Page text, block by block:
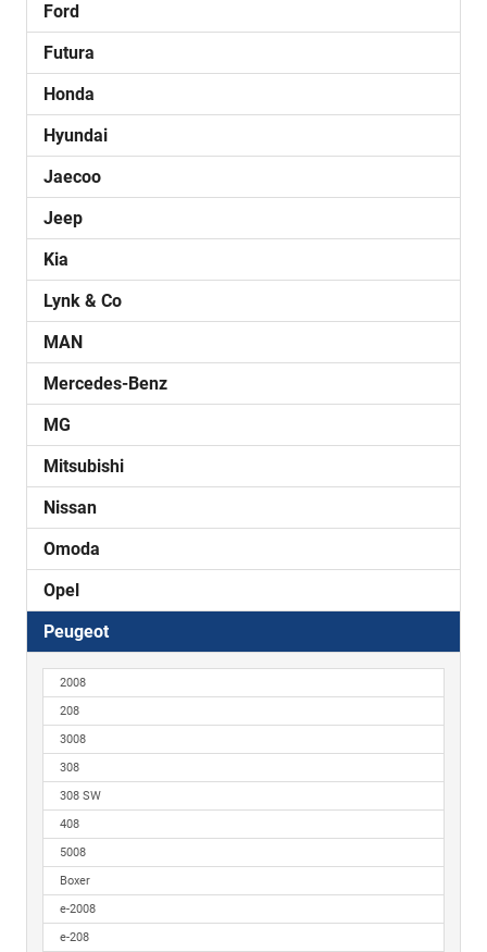
Ford
Futura
Honda
Hyundai
Jaecoo
Jeep
Kia
Lynk & Co
MAN
Mercedes-Benz
MG
Mitsubishi
Nissan
Omoda
Opel
Peugeot
2008
208
3008
308
308 SW
408
5008
Boxer
e-2008
e-208